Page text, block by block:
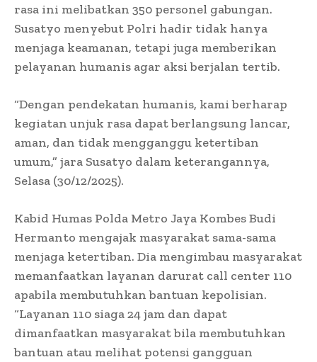
rasa ini melibatkan 350 personel gabungan.
Susatyo menyebut Polri hadir tidak hanya
menjaga keamanan, tetapi juga memberikan
pelayanan humanis agar aksi berjalan tertib.
“Dengan pendekatan humanis, kami berharap
kegiatan unjuk rasa dapat berlangsung lancar,
aman, dan tidak mengganggu ketertiban
umum,” jara Susatyo dalam keterangannya,
Selasa (30/12/2025).
Kabid Humas Polda Metro Jaya Kombes Budi
Hermanto mengajak masyarakat sama-sama
menjaga ketertiban. Dia mengimbau masyarakat
memanfaatkan layanan darurat call center 110
apabila membutuhkan bantuan kepolisian.
“Layanan 110 siaga 24 jam dan dapat
dimanfaatkan masyarakat bila membutuhkan
bantuan atau melihat potensi gangguan